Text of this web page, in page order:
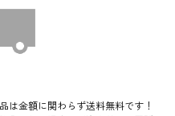
金額に関わらず送料無料です！